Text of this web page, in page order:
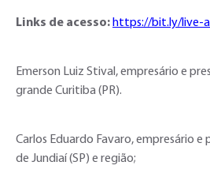
Links de acesso: https://bit.ly/live-
Emerson Luiz Stival, empresário e
grande Curitiba (PR).
Carlos Eduardo Favaro, empresário
de Jundiaí (SP) e região;